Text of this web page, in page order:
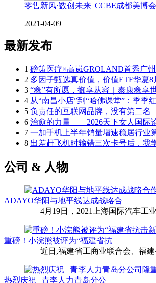
零售新风·数创未来| CCBE成都美博
2021-04-09
最新发布
1 磅策医疗×高岚GROLAND首秀广
2 多因子甄选真价值，价值ETF华夏8
3 “鑫”有所愿，御享从容｜泰康鑫享
4 从“南昌小店”到“哈佛课堂”：季季
5 负责任的互联网品牌，没有第二名
6 治愈的力量——2026天下女人国际
7 一加手机上半年销量增速稳居行业
8 出差赶飞机时输错三次卡号后，我
公司 & 人物
ADAYO华阳与地平线达成战略合
4月19日，2021上海国际汽车工
重磅！小浣熊被评为“福建省抗
近日,福建省工商业联合会、福建
热烈庆祝 | 青李人力青岛分公